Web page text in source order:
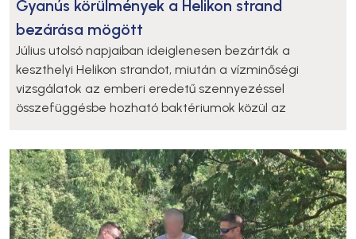
Gyanús körülmények a Helikon strand
bezárása mögött
Július utolsó napjaiban ideiglenesen bezárták a
keszthelyi Helikon strandot, miután a vízminőségi
vizsgálatok az emberi eredetű szennyezéssel
összefüggésbe hozható baktériumok közül az